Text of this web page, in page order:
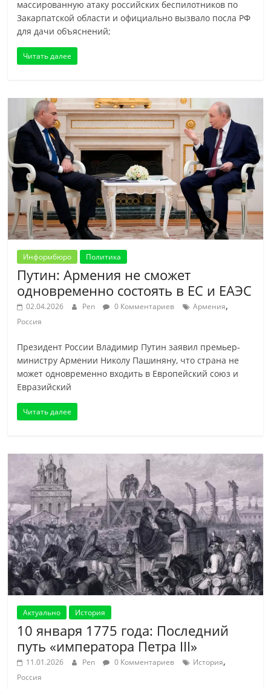
массированную атаку российских беспилотников по
Закарпатской области и официально вызвало посла РФ
для дачи объяснений;
Читать далее
Информбюро Политика
Путин: Армения не сможет
одновременно состоять в ЕС и ЕАЭС
02.04.2026 Pen 0 Комментариев Армения,
Россия
Президент России Владимир Путин заявил премьер-
министру Армении Николу Пашиняну, что страна не
может одновременно входить в Европейский союз и
Евразийский
Читать далее
Актуально История
10 января 1775 года: Последний
путь «императора Петра III»
11.01.2026 Pen 0 Комментариев История,
Россия